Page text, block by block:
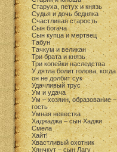
Старуха, петух и князь
Судья и дочь бедняка
Счастливая старость
Сын богача
Сын купца и мертвец
Табун
Тачкум и великан
Три брата и князь
Три копейки наследства
У дятла болит голова, когда
он не долбит сук
Удачливый трус
Ум и удача
Ум – хозяин, образование –
гость
Умная невестка
Хаджаджа – сын Хаджи
Смела
Хайт!
Хвастливый охотник
Хянчкут – сын Лагу